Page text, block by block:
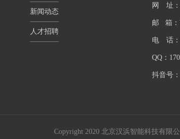
新闻动态
人才招聘
网 址：
邮 箱：
电 话：
QQ：
抖音号
Copyright 2020 北京汉浜智能科技有限